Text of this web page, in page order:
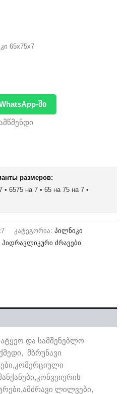
65x75x7
ში
размеров:
• 6575 на 7 • 65 на 75 на 7 •
კატეგორია: პილნიკი
ჰიდრავლიკური ძრავები
და სამშენებლო
მბრუნავი
ლილვები,